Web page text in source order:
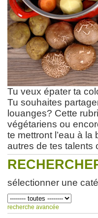
Tu veux épater ta
Tu souhaites
louanges? Cette
végétariens ou
te mettront l’eau à
autres de tes talents
sélectionner une
recherche avancée